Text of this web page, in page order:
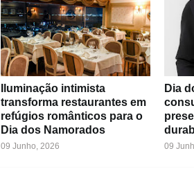
Iluminação intimista
transforma restaurantes em
refúgios românticos para o
Dia dos Namorados
09 Junho, 2026
Dia
09